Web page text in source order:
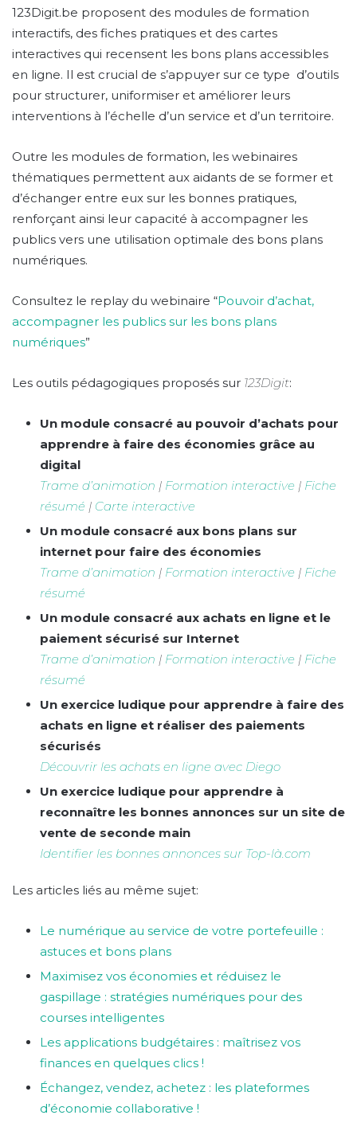
123Digit.be proposent des modules de formation
interactifs, des fiches pratiques et des cartes
interactives qui recensent les bons plans accessibles
en ligne. Il est crucial de s’appuyer sur ce type d’outils
pour structurer, uniformiser et améliorer leurs
interventions à l’échelle d’un service et d’un territoire.
Outre les modules de formation, les webinaires
thématiques permettent aux aidants de se former et
d’échanger entre eux sur les bonnes pratiques,
renforçant ainsi leur capacité à accompagner les
publics vers une utilisation optimale des bons plans
numériques.
Consultez le replay du webinaire “Pouvoir d’achat,
accompagner les publics sur les bons plans
numériques”
Les outils pédagogiques proposés sur 123Digit:
Un module consacré au pouvoir d’achats pour
apprendre à faire des économies grâce au
digital
Trame d’animation | Formation interactive | Fiche
résumé | Carte interactive
Un module consacré aux bons plans sur
internet pour faire des économies
Trame d’animation | Formation interactive | Fiche
résumé
Un module consacré aux achats en ligne et le
paiement sécurisé sur Internet
Trame d’animation | Formation interactive | Fiche
résumé
Un exercice ludique pour apprendre à faire des
achats en ligne et réaliser des paiements
sécurisés
Découvrir les achats en ligne avec Diego
Un exercice ludique pour apprendre à
reconnaître les bonnes annonces sur un site de
vente de seconde main
Identifier les bonnes annonces sur Top-là.com
Les articles liés au même sujet:
Le numérique au service de votre portefeuille :
astuces et bons plans
Maximisez vos économies et réduisez le
gaspillage : stratégies numériques pour des
courses intelligentes
Les applications budgétaires : maîtrisez vos
finances en quelques clics !
Échangez, vendez, achetez : les plateformes
d’économie collaborative !